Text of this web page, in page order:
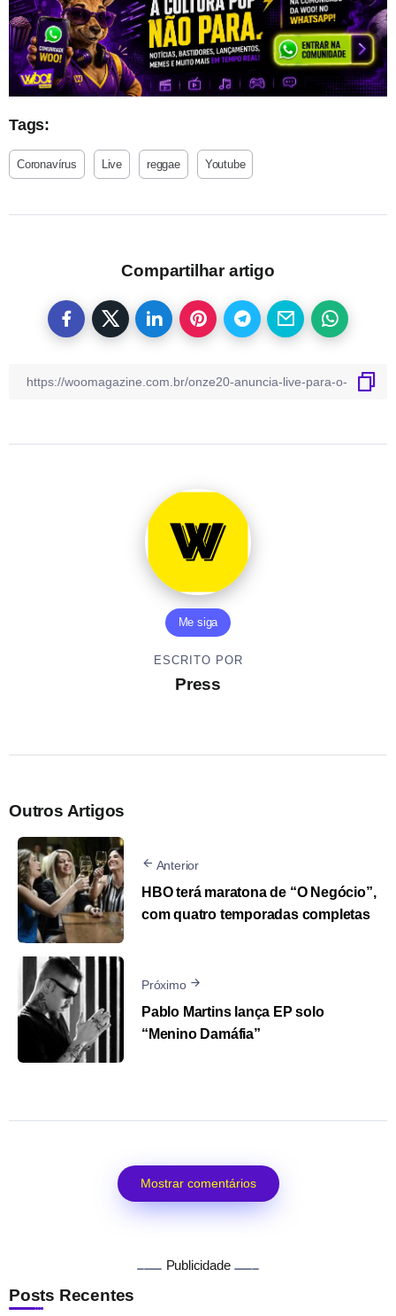
Tags:
Coronavírus Live reggae Youtube
Compartilhar artigo
Me siga
ESCRITO POR
Press
Outros Artigos
Anterior
HBO terá maratona de “O Negócio”,
com quatro temporadas completas
Próximo
Pablo Martins lança EP solo
“Menino Damáfia”
Mostrar comentários
Publicidade
Posts Recentes